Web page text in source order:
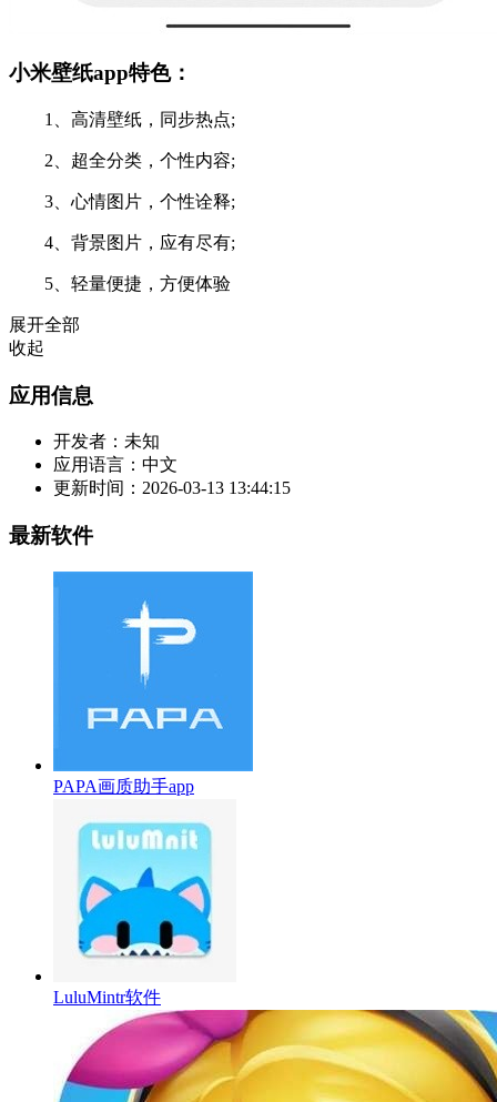
小米壁纸app特色：
1、高清壁纸，同步热点;
2、超全分类，个性内容;
3、心情图片，个性诠释;
4、背景图片，应有尽有;
5、轻量便捷，方便体验
展开全部
收起
应用信息
开发者： 未知
应用语言： 中文
更新时间： 2026-03-13 13:44:15
最新软件
PAPA画质助手app
LuluMintr软件